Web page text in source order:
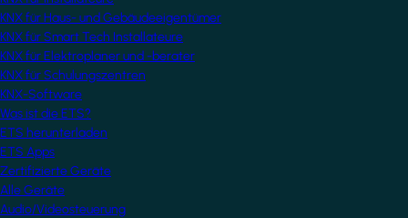
KNX für Haus- und Gebäudeeigentümer
KNX für Smart Tech Installateure
KNX für Elektroplaner und -berater
KNX für Schulungszentren
KNX-Software
Was ist die ETS?
ETS herunterladen
ETS Apps
Zertifizierte Geräte
Alle Geräte
Audio/Videosteuerung